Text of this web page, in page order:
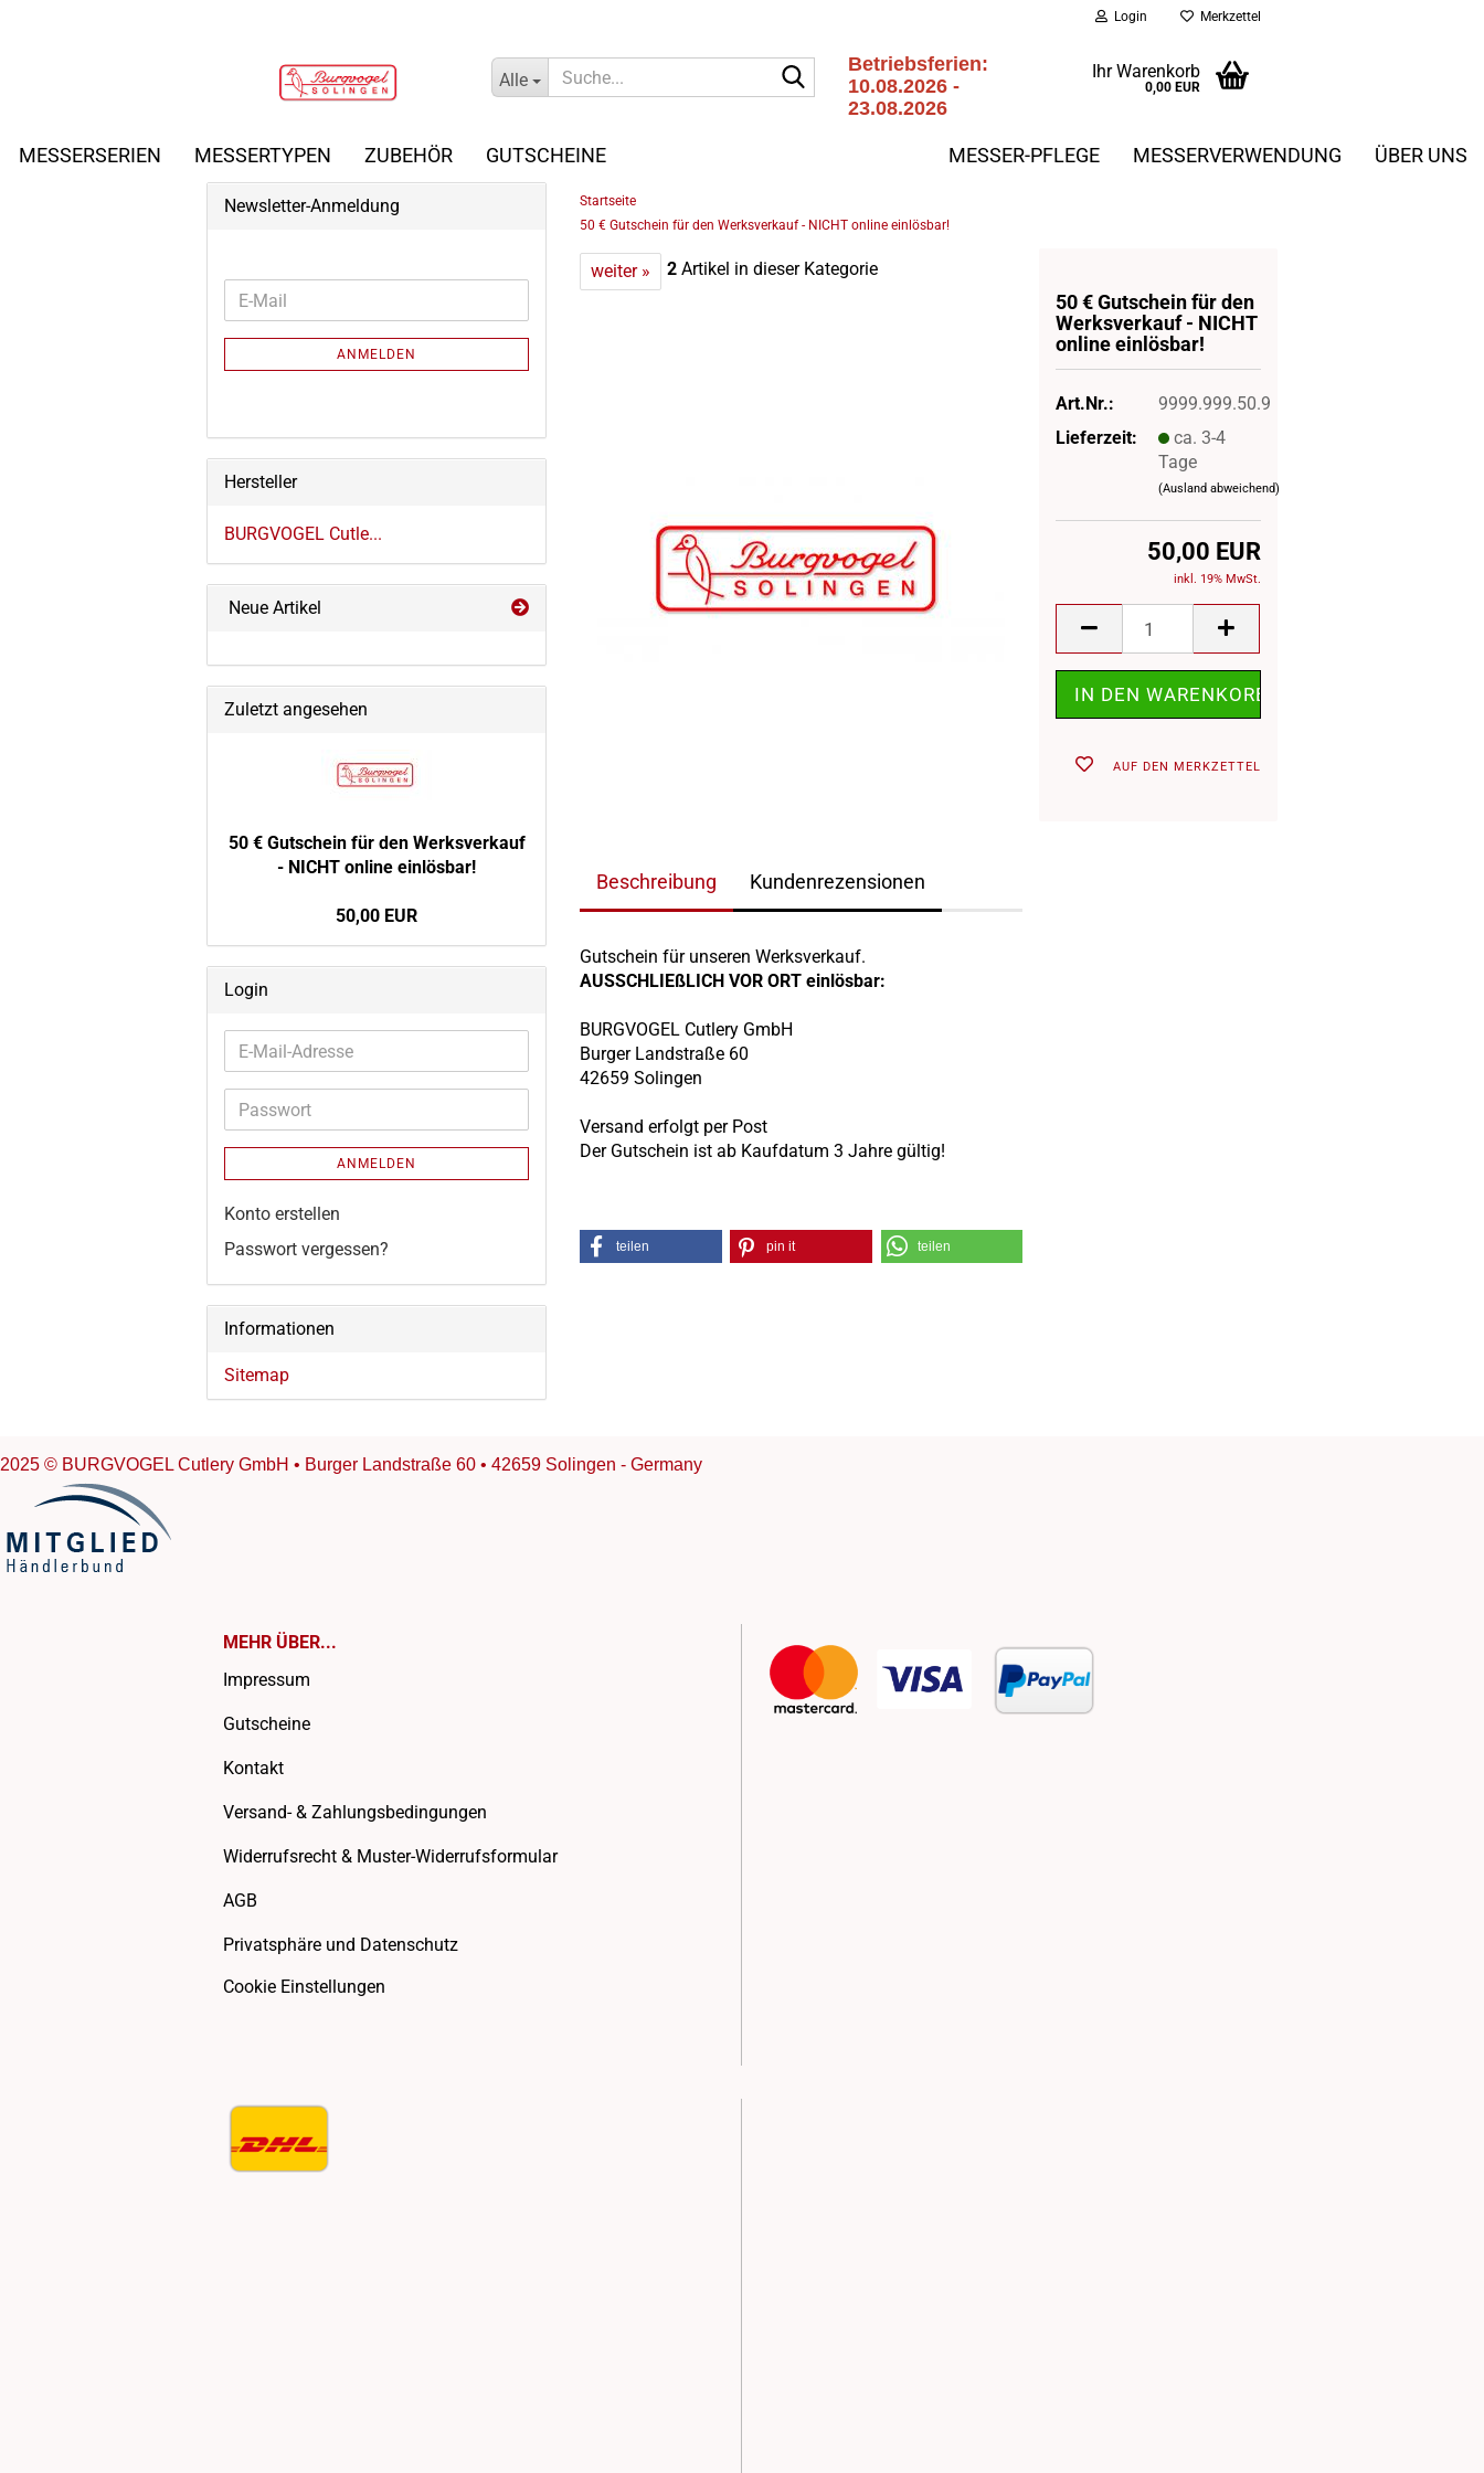
Login Merkzettel
Alle
Suche...Betriebsferien:
10.08.2026 -
23.08.2026
Versandtag:
Ihr Warenkorb
0,00 EUR
MESSERSERIEN MESSERTYPEN ZUBEHÖR GUTSCHEINE MESSER-PFLEGE MESSERVERWENDUNG ÜBER UNS
Startseite
50 € Gutschein für den Werksverkauf - NICHT online einlösbar!
weiter » 2 Artikel in dieser Kategorie
50 € Gut­schein für den
Werks­ver­kauf - NICHT
on­line ein­lös­bar!
Art.Nr.:
9999.999.50.9
Lieferzeit:
ca. 3-4
Tage
(Ausland abweichend)
50,00 EUR
inkl. 19% MwSt.
AUF DEN MERKZETTEL
Beschreibung Kundenrezensionen
Gutschein für unseren Werksverkauf.
AUSSCHLIEßLICH VOR ORT einlösbar:
BURGVOGEL Cutlery GmbH
Burger Landstraße 60
42659 Solingen
Versand erfolgt per Post
Der Gutschein ist ab Kaufdatum 3 Jahre gültig!
teilen pin it teilen
Newsletter-Anmeldung
WEITER
ZUR
NEWSLETTER-
E-
Mail
ANMELDEN
Hersteller
BURGVOGEL Cutle...
Neue Artikel
Zuletzt angesehen
50 € Gut­schein für den Werks­ver­kauf
- NICHT on­line ein­lös­bar!
50,00 EUR
Login
E-
Mail-
Adresse
Passwort
ANMELDEN
Konto erstellen
Passwort vergessen?
Informationen
Sitemap
2025 © BURGVOGEL Cutlery GmbH • Burger Landstraße 60 • 42659 Solingen - Germany
MEHR ÜBER...
Impressum
Gutscheine
Kontakt
Versand- & Zahlungsbedingungen
Widerrufsrecht & Muster-Widerrufsformular
AGB
Privatsphäre und Datenschutz
Cookie Einstellungen